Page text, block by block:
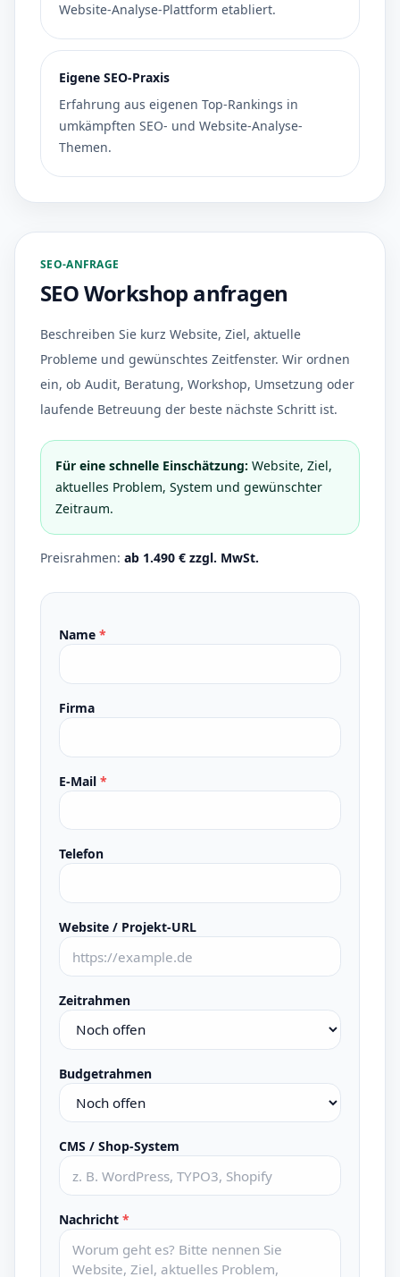
Website-Analyse-Plattform etabliert.
Eigene SEO-Praxis
Erfahrung aus eigenen Top-Rankings in
umkämpften SEO- und Website-Analyse-
Themen.
SEO-ANFRAGE
SEO Workshop anfragen
Beschreiben Sie kurz Website, Ziel, aktuelle
Probleme und gewünschtes Zeitfenster. Wir ordnen
ein, ob Audit, Beratung, Workshop, Umsetzung oder
laufende Betreuung der beste nächste Schritt ist.
Für eine schnelle Einschätzung: Website, Ziel,
aktuelles Problem, System und gewünschter
Zeitraum.
Preisrahmen: ab 1.490 € zzgl. MwSt.
Name *
Firma
E-Mail *
Telefon
Website / Projekt-URL
Zeitrahmen
Budgetrahmen
CMS / Shop-System
Nachricht *